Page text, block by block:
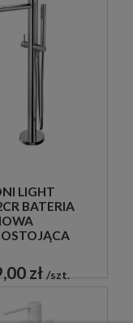
LIGHT
BATERIA
zł szt.